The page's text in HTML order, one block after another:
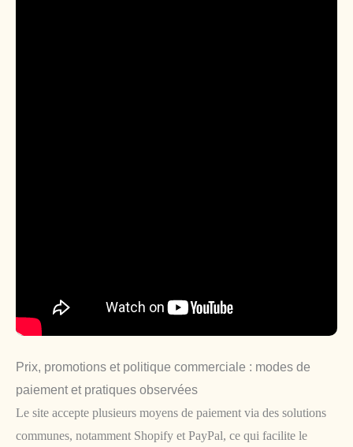
Prix, promotions et politique commerciale : modes de
paiement et pratiques observées
Le site accepte plusieurs moyens de paiement via des solutions
communes, notamment Shopify et PayPal, ce qui facilite le